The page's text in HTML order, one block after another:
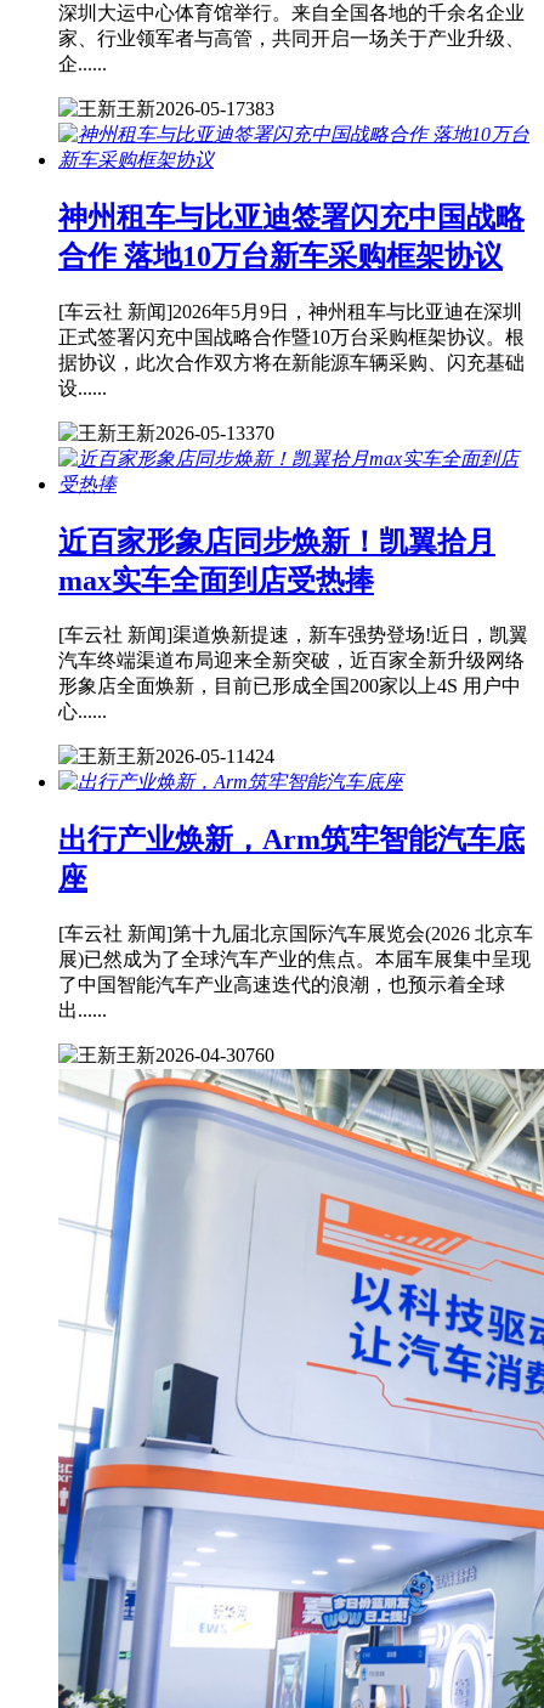
深圳大运中心体育馆举行。来自全国各地的千余名企业
家、行业领军者与高管，共同开启一场关于产业升级、
企......
王新2026-05-17383
神州租车与比亚迪签署闪充中国战略
合作 落地10万台新车采购框架协议
[车云社 新闻]2026年5月9日，神州租车与比亚迪在深圳
正式签署闪充中国战略合作暨10万台采购框架协议。根
据协议，此次合作双方将在新能源车辆采购、闪充基础
设......
王新2026-05-13370
近百家形象店同步焕新！凯翼拾月
max实车全面到店受热捧
[车云社 新闻]渠道焕新提速，新车强势登场!近日，凯翼
汽车终端渠道布局迎来全新突破，近百家全新升级网络
形象店全面焕新，目前已形成全国200家以上4S 用户中
心......
王新2026-05-11424
出行产业焕新，Arm筑牢智能汽车底
座
[车云社 新闻]第十九届北京国际汽车展览会(2026 北京车
展)已然成为了全球汽车产业的焦点。本届车展集中呈现
了中国智能汽车产业高速迭代的浪潮，也预示着全球
出......
王新2026-04-30760